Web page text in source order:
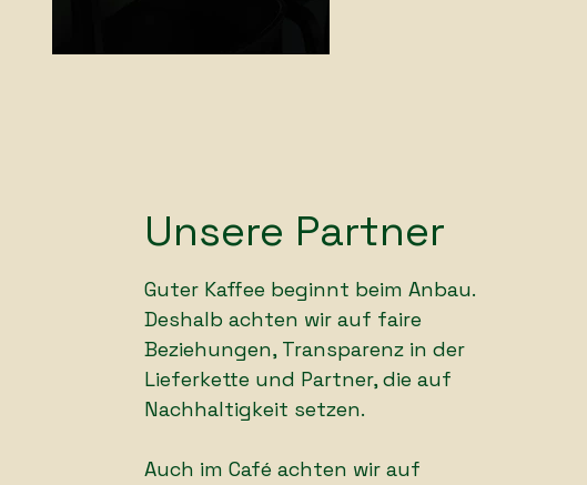
Unsere Partner
Guter Kaffee beginnt beim Anbau.
Deshalb achten wir auf faire
Beziehungen, Transparenz in der
Lieferkette und Partner, die auf
Nachhaltigkeit setzen.
Auch im Café achten wir auf